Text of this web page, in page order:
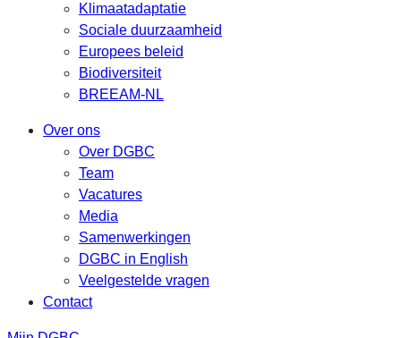
Klimaatadaptatie
Sociale duurzaamheid
Europees beleid
Biodiversiteit
BREEAM-NL
Over ons
Over DGBC
Team
Vacatures
Media
Samenwerkingen
DGBC in English
Veelgestelde vragen
Contact